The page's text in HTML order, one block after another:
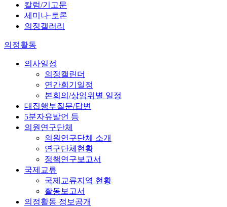
칼럼/기고문
세미나·토론
의정갤러리
의정활동
의사일정
의정캘린더
연간회기일정
본회의/상임위별 일정
대집행부질문/답변
5분자유발언 등
의원연구단체
의원연구단체 소개
연구단체현황
정책연구보고서
국제교류
국제교류지역 현황
활동보고서
의정활동 정보공개